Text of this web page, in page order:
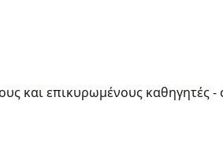
και επικυρωμένους καθηγητές